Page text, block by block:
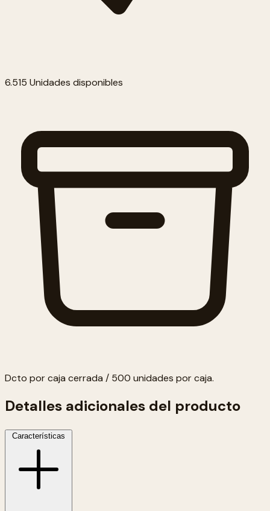
6.515 Unidades disponibles
Dcto por caja cerrada / 500 unidades por caja.
Detalles adicionales del producto
Características